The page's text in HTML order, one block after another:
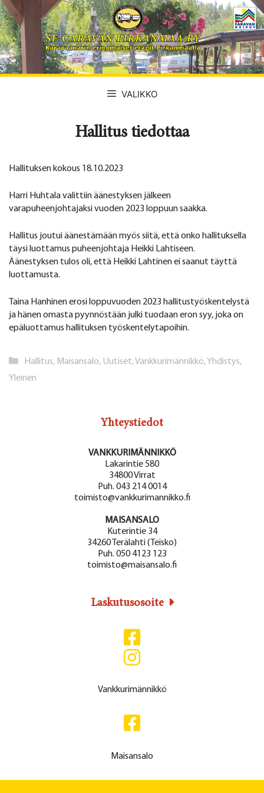
Siirry
sisältöön
VALIKKO
Hallitus tiedottaa
Hallituksen kokous 18.10.2023
Harri Huhtala valittiin äänestyksen jälkeen
varapuheenjohtajaksi vuoden 2023 loppuun saakka.
Hallitus joutui äänestämään myös siitä, että onko hallituksella
täysi luottamus puheenjohtaja Heikki Lahtiseen.
Äänestyksen tulos oli, että Heikki Lahtinen ei saanut täyttä
luottamusta.
Taina Hanhinen erosi loppuvuoden 2023 hallitustyöskentelystä
ja hänen omasta pyynnöstään julki tuodaan eron syy, joka on
epäluottamus hallituksen työskentelytapoihin.
Kategoriat
Hallitus, Maisansalo, Uutiset,Vankkurimännikkö,Yhdistys,
Yleinen
Yhteystiedot
VANKKURIMÄNNIKKÖ
Lakarintie 580
34800 Virrat
Puh. 043 214 0014
toimisto@vankkurimannikko.fi
MAISANSALO
Kuterintie 34
34260 Terälahti (Teisko)
Puh. 050 4123 123
toimisto@maisansalo.fi
Laskutusosoite
Vankkurimännikkö
Maisansalo